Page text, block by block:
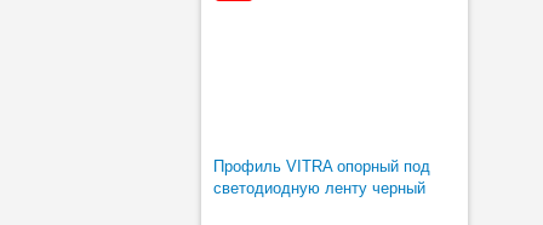
Профиль VITRA опорный под
светодиодную ленту черный